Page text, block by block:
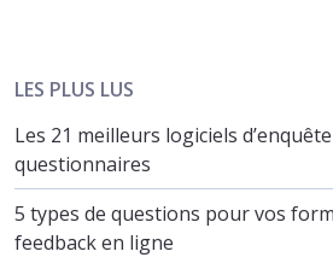
LES PLUS LUS
Les 21 meilleurs logiciels
questionnaires
5 types de questions pour vos
feedback en ligne